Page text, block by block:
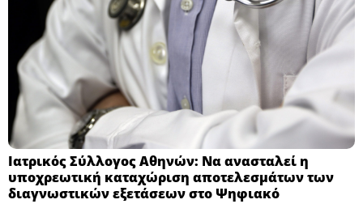
Ιατρικός Σύλλογος Αθηνών: Να ανασταλεί η
υποχρεωτική καταχώριση αποτελεσμάτων των
διαγνωστικών εξετάσεων στο Ψηφιακό